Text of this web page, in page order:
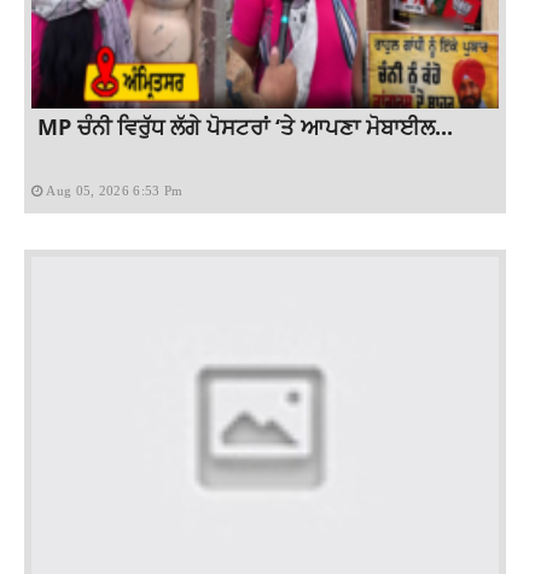
MP ਚੰਨੀ ਵਿਰੁੱਧ ਲੱਗੇ ਪੋਸਟਰਾਂ ‘ਤੇ ਆਪਣਾ ਮੋਬਾਈਲ...
Aug 05, 2026 6:53 Pm